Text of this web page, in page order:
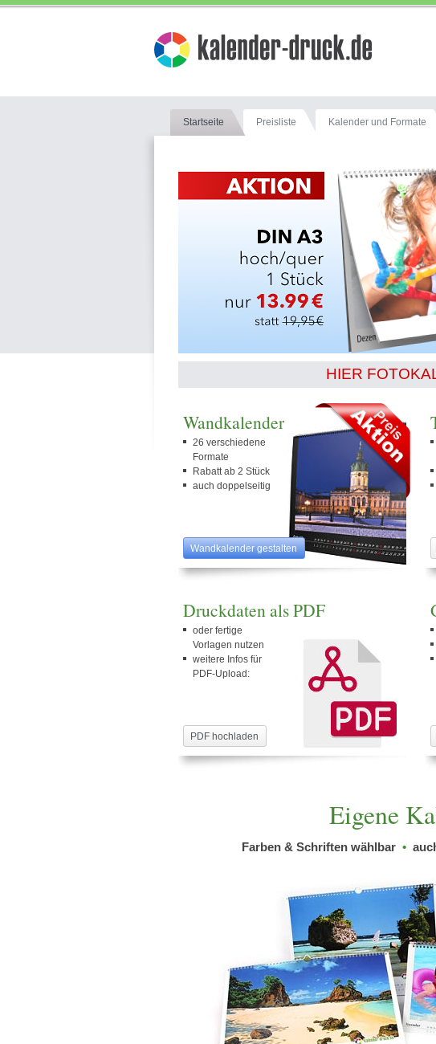
Startseite Preisliste Kalender und Formate
HIER
Wandkalender
26 verschiedene
Formate
Rabatt ab 2 Stück
auch doppelseitig
Wandkalender gestalten
Druckdaten als PDF
oder fertige
Vorlagen nutzen
weitere Infos für
PDF-Upload:
PDF hochladen
Eigene
Farben & Schriften wählbar •